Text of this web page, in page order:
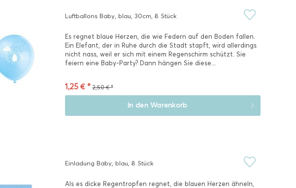
Luftballons Baby, blau, 30cm, 8 Stück
Es regnet blaue Herzen, die wie Federn auf den Boden fallen.
Ein Elefant, der in Ruhe durch die Stadt stapft, wird allerdings
nicht nass, weil er sich mit einem Regenschirm schützt. Sie
feiern eine Baby-Party? Dann hängen Sie diese...
1,25 € * 2,50 € *
In den Warenkorb
Einladung Baby, blau, 8 Stück
Als es dicke Regentropfen regnet, die blauen Herzen ähneln,